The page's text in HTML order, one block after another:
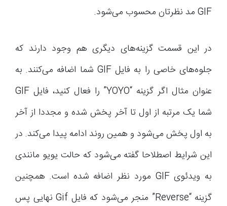
GIF مد نظرتان محسوب می‌شود.
در این قسمت گزینه‌های دیگری هم وجود دارند که
جلوه‌های خاصی را به فایل GIF شما اضافه می‌کنند. به
عنوان مثال اگر گزینه “YOYO” را فعال کنید، فایل GIF
شما یک مرتبه از اول تا آخر پخش شده و مجددا از آخر
به اول پخش می‌شود و همین روند ادامه پیدا می‌کند. در
این شرایط اصطلاحا گفته می‌شود که حالت یویو مانندی
به ویدئوی GIF مورد نظر اضافه شده است. همچنین
گزینه “Reverse” منجر می‌شود که فایل Gif نهایی پس